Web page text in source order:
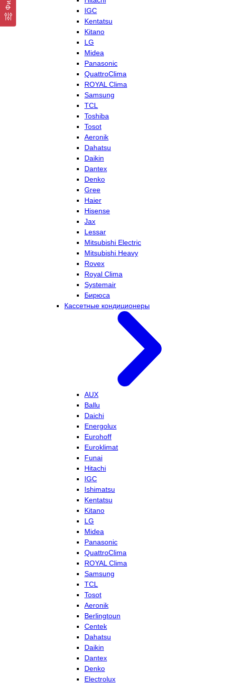
IGC
Kentatsu
Kitano
LG
Midea
Panasonic
QuattroClima
ROYAL Clima
Samsung
TCL
Toshiba
Tosot
Aeronik
Dahatsu
Daikin
Dantex
Denko
Gree
Haier
Hisense
Jax
Lessar
Mitsubishi Electric
Mitsubishi Heavy
Rovex
Royal Clima
Systemair
Бирюса
Кассетные кондиционеры
AUX
Ballu
Daichi
Energolux
Eurohoff
Euroklimat
Funai
Hitachi
IGC
Ishimatsu
Kentatsu
Kitano
LG
Midea
Panasonic
QuattroClima
ROYAL Clima
Samsung
TCL
Tosot
Aeronik
Berlingtoun
Centek
Dahatsu
Daikin
Dantex
Denko
Electrolux